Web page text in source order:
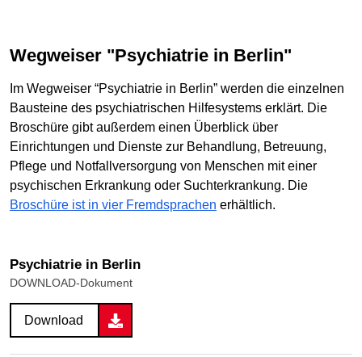
Wegweiser "Psychiatrie in Berlin"
Im Wegweiser “Psychiatrie in Berlin” werden die einzelnen
Bausteine des psychiatrischen Hilfesystems erklärt. Die
Broschüre gibt außerdem einen Überblick über
Einrichtungen und Dienste zur Behandlung, Betreuung,
Pflege und Notfallversorgung von Menschen mit einer
psychischen Erkrankung oder Suchterkrankung. Die
Broschüre ist in vier Fremdsprachen erhältlich.
Psychiatrie in Berlin
DOWNLOAD-Dokument
Download